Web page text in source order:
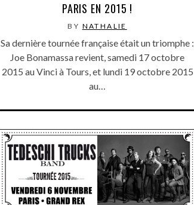
BY NATHALIE
Sa dernière tournée française était un triomphe :
Joe Bonamassa revient, samedi 17 octobre
2015 au Vinci à Tours, et lundi 19 octobre 2015
au…